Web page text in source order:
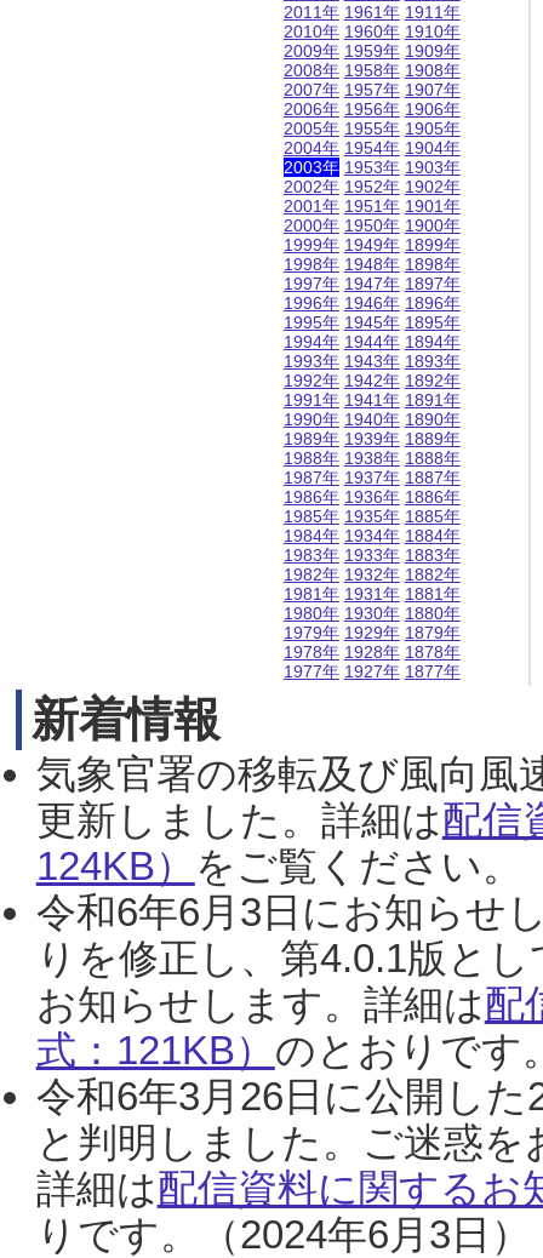
2011年
2010年
2009年
2008年
2007年
2006年
2005年
2004年
2003年
2002年
2001年
2000年
1999年
1998年
1997年
1996年
1995年
1994年
1993年
1992年
1991年
1990年
1989年
1988年
1987年
1986年
1985年
1984年
1983年
1982年
1981年
1980年
1979年
1978年
1977年
1961年
1960年
1959年
1958年
1957年
1956年
1955年
1954年
1953年
1952年
1951年
1950年
1949年
1948年
1947年
1946年
1945年
1944年
1943年
1942年
1941年
1940年
1939年
1938年
1937年
1936年
1935年
1934年
1933年
1932年
1931年
1930年
1929年
1928年
1927年
1911年
1910年
1909年
1908年
1907年
1906年
1905年
1904年
1903年
1902年
1901年
1900年
1899年
1898年
1897年
1896年
1895年
1894年
1893年
1892年
1891年
1890年
1889年
1888年
1887年
1886年
1885年
1884年
1883年
1882年
1881年
1880年
1879年
1878年
1877年
新着情報
気象官署の移転及び風向風
更新しました。詳細は配信
124KB） をご覧ください。
令和6年6月3日にお知らせ
りを修正し、第4.0.1版と
お知らせします。詳細は配
式：121KB） のとおりです
令和6年3月26日に公開し
と判明しました。ご迷惑
詳細は配信資料に関するお
りです。（2024年6月3日）